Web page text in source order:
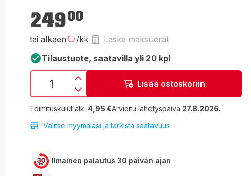
24900
tai alkaen /kk
Laske maksuerät
Tilaustuote, saatavilla yli 20 kpl
Lisää ostoskoriin
Toimituskulut alk. 4,95 €Arvioitu lähetyspäivä 27.8.2026.
Valitse myymäläsi ja tarkista saatavuus
Ilmainen palautus 30 päivän ajan